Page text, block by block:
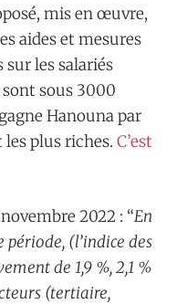
mis en œuvre,
aides et mesures
sur les salariés
sous 3000
Hanouna par
plus riches. C’est
2022 : “En
(l’indice des
de 1,9 %, 2,1 %
(tertiaire,